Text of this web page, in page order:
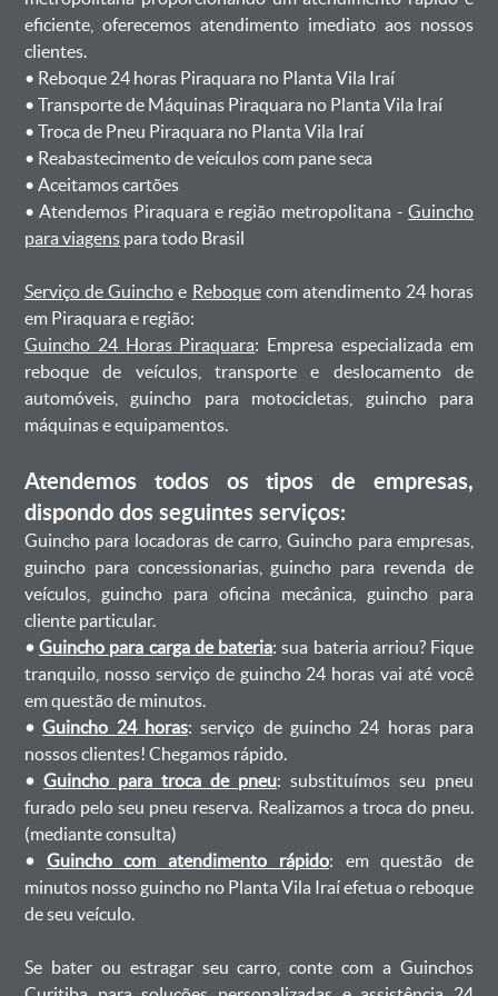
eficiente, oferecemos atendimento imediato aos nossos
clientes.
ㅤㅤ• Reboque 24 horas Piraquara no Planta Vila Iraí
ㅤㅤ• Transporte de Máquinas Piraquara no Planta Vila Iraí
ㅤㅤ• Troca de Pneu Piraquara no Planta Vila Iraí
ㅤㅤ• Reabastecimento de veículos com pane seca
ㅤㅤ• Aceitamos cartões
ㅤㅤ• Atendemos Piraquara e região metropolitana -Guincho
para viagenspara todo Brasil
Serviço de Guincho e Reboquecom atendimento 24 horas
em Piraquara e região:
Guincho 24 Horas Piraquara: Empresa especializada em
reboque de veículos, transporte e deslocamento de
automóveis, guincho para motocicletas, guincho para
máquinas e equipamentos.
Atendemos todos os tipos de empresas,
dispondo dos seguintes serviços:
Guincho para locadoras de carro, Guincho para empresas,
guincho para concessionarias, guincho para revenda de
veículos, guincho para oficina mecânica, guincho para
cliente particular.
•Guincho para carga de bateria: sua bateria arriou? Fique
tranquilo, nosso serviço de guincho 24 horas vai até você
em questão de minutos.
•Guincho 24 horas: serviço de guincho 24 horas para
nossos clientes! Chegamos rápido.
• Guincho para troca de pneu: substituímos seu pneu
furado pelo seu pneu reserva. Realizamos a troca do pneu.
(mediante consulta)
• Guincho com atendimento rápido: em questão de
minutos nosso guincho no Planta Vila Iraí efetua o reboque
de seu veículo.
Se bater ou estragar seu carro, conte com a Guinchos